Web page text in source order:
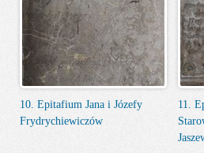
10. Epitafium Jana i Józefy
Frydrychiewiczów
11.